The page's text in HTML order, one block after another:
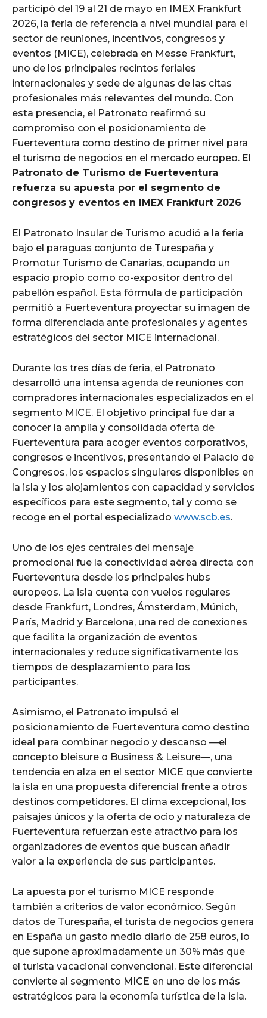
participó del 19 al 21 de mayo en IMEX Frankfurt
2026, la feria de referencia a nivel mundial para el
sector de reuniones, incentivos, congresos y
eventos (MICE), celebrada en Messe Frankfurt,
uno de los principales recintos feriales
internacionales y sede de algunas de las citas
profesionales más relevantes del mundo. Con
esta presencia, el Patronato reafirmó su
compromiso con el posicionamiento de
Fuerteventura como destino de primer nivel para
el turismo de negocios en el mercado europeo. El
Patronato de Turismo de Fuerteventura
refuerza su apuesta por el segmento de
congresos y eventos en IMEX Frankfurt 2026
El Patronato Insular de Turismo acudió a la feria
bajo el paraguas conjunto de Turespaña y
Promotur Turismo de Canarias, ocupando un
espacio propio como co-expositor dentro del
pabellón español. Esta fórmula de participación
permitió a Fuerteventura proyectar su imagen de
forma diferenciada ante profesionales y agentes
estratégicos del sector MICE internacional.
Durante los tres días de feria, el Patronato
desarrolló una intensa agenda de reuniones con
compradores internacionales especializados en el
segmento MICE. El objetivo principal fue dar a
conocer la amplia y consolidada oferta de
Fuerteventura para acoger eventos corporativos,
congresos e incentivos, presentando el Palacio de
Congresos, los espacios singulares disponibles en
la isla y los alojamientos con capacidad y servicios
específicos para este segmento, tal y como se
recoge en el portal especializado www.scb.es.
Uno de los ejes centrales del mensaje
promocional fue la conectividad aérea directa con
Fuerteventura desde los principales hubs
europeos. La isla cuenta con vuelos regulares
desde Frankfurt, Londres, Ámsterdam, Múnich,
París, Madrid y Barcelona, una red de conexiones
que facilita la organización de eventos
internacionales y reduce significativamente los
tiempos de desplazamiento para los
participantes.
Asimismo, el Patronato impulsó el
posicionamiento de Fuerteventura como destino
ideal para combinar negocio y descanso —el
concepto bleisure o Business & Leisure—, una
tendencia en alza en el sector MICE que convierte
la isla en una propuesta diferencial frente a otros
destinos competidores. El clima excepcional, los
paisajes únicos y la oferta de ocio y naturaleza de
Fuerteventura refuerzan este atractivo para los
organizadores de eventos que buscan añadir
valor a la experiencia de sus participantes.
La apuesta por el turismo MICE responde
también a criterios de valor económico. Según
datos de Turespaña, el turista de negocios genera
en España un gasto medio diario de 258 euros, lo
que supone aproximadamente un 30% más que
el turista vacacional convencional. Este diferencial
convierte al segmento MICE en uno de los más
estratégicos para la economía turística de la isla.